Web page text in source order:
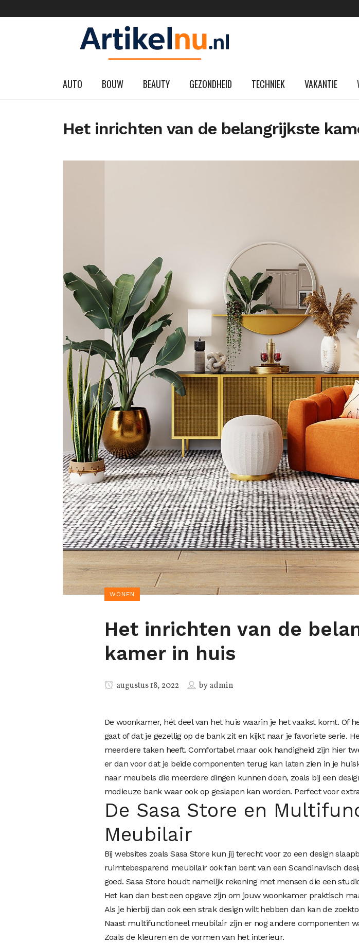
AUTO BOUW BEAUTY GEZONDHEID TECHNIEK VAKANTIE
Het inrichten van de belangrijkste
WONEN
Het inrichten van de
kamer in huis
augustus 18, 2022 byadmin
De woonkamer, hét deel van het huis waarin je het vaakst komt. Of
gaat of dat je gezellig op de bank zit en kijkt naar je favoriete serie.
meerdere taken heeft. Comfortabel maar ook handigheid zijn hier
er dan voor dat je beide componenten terug kan laten zien in je
naar meubels die meerdere dingen kunnen doen, zoals bij een
modieuze bank waar ook op geslapen kan worden. Perfect voor
De Sasa Store en
Meubilair
Bij websites zoals Sasa Store kun jij terecht voor zo een design
ruimtebesparend meubilair ook fan bent van een Scandinavisch
goed. Sasa Store houdt namelijk rekening met mensen die een
Het kan dan best een opgave zijn om jouw woonkamer praktisch
Als je hierbij dan ook een strak design wilt hebben dan kan de
Naast multifunctioneel meubilair zijn er nog andere componenten
Zoals de kleuren en de vormen van het interieur.